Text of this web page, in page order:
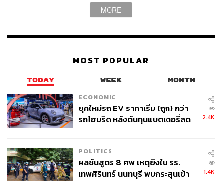
MORE
MOST POPULAR
TODAY WEEK MONTH
ECONOMIC
ยุคใหม่รถ EV ราคาเริ่ม (ถูก) กว่า
รถไฮบริด หลังต้นทุนแบตเตอรี่ลด
2.4K
POLITICS
ผลชันสูตร 8 ศพ เหตุยิงใน รร.
เทพศิรินทร์ นนทบุรี พบกระสุนเข้า
1.4K